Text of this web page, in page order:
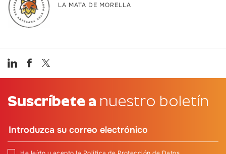
LA MATA DE MORELLA
Suscríbete a nuestro boletín